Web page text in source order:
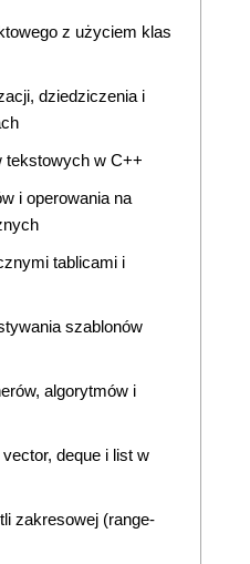
z użyciem klas
dziedziczenia i
tekstowych w C++
i operowania na
tablicami i
szablonów
algorytmów i
deque i list w
zakresowej (range-